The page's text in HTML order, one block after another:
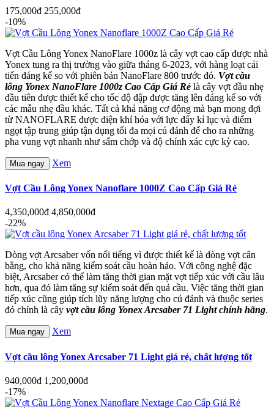
175,000đ 255,000đ
-10%
Vợt Cầu Lông Yonex NanoFlare 1000z là cây vợt cao cấp được nhà
Yonex tung ra thị trường vào giữa tháng 6-2023, với hàng loạt cải
tiến đáng kể so với phiên bản NanoFlare 800 trước đó. Vợt cầu
lông Yonex NanoFlare 1000z Cao Cấp Giá Rẻ là cây vợt đầu nhẹ
đầu tiên được thiết kế cho tốc độ đập được tăng lên đáng kể so với
các mẫu nhẹ đầu khác. Tất cả khả năng cơ động mà bạn mong đợi
từ NANOFLARE được điện khí hóa với lực đẩy kỉ lục và điểm
ngọt tập trung giúp tận dụng tối đa mọi cú đánh để cho ra những
pha vung vợt nhanh như sấm chớp và độ chính xác cực kỳ cao.
Mua ngay Xem
Vợt Cầu Lông Yonex Nanoflare 1000Z Cao Cấp Giá Rẻ
4,350,000đ 4,850,000đ
-22%
Dòng vợt Arcsaber vốn nổi tiếng vì được thiết kế là dòng vợt cân
bằng, cho khả năng kiểm soát cầu hoàn hảo. Với công nghệ đặc
biệt, Arcsaber có thể làm tăng thời gian mặt vợt tiếp xúc với cầu lâu
hơn, qua đó làm tăng sự kiểm soát đến quả cầu. Việc tăng thời gian
tiếp xúc cũng giúp tích lũy năng lượng cho cú đánh và thuộc series
đó chính là cây vợt cầu lông Yonex Arcsaber 71 Light chính hãng.
Mua ngay Xem
Vợt cầu lông Yonex Arcsaber 71 Light giá rẻ, chất lượng tốt
940,000đ 1,200,000đ
-17%